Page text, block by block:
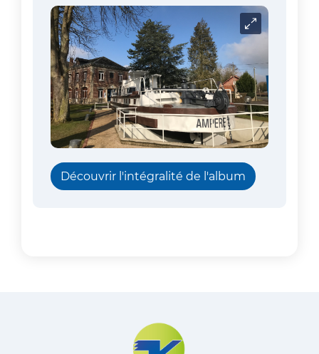
Carrousel
Découvrir l'intégralité de l'album